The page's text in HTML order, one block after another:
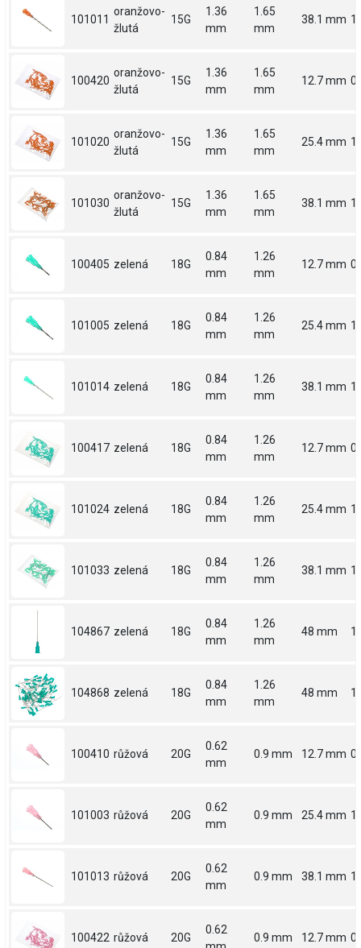
101011
oranžovo-
žlutá
15G
1.36
mm
1.65
mm
38.1 mm
100420
oranžovo-
žlutá
15G
1.36
mm
1.65
mm
12.7 mm
101020
oranžovo-
žlutá
15G
1.36
mm
1.65
mm
25.4 mm 1
101030
oranžovo-
žlutá
15G
1.36
mm
1.65
mm
38.1 mm
100405 zelená 18G
0.84
mm
1.26
mm
12.7 mm
101005 zelená 18G
0.84
mm
1.26
mm
25.4 mm 1
101014 zelená 18G
0.84
mm
1.26
mm
38.1 mm
100417 zelená 18G
0.84
mm
1.26
mm
12.7 mm
101024 zelená 18G
0.84
mm
1.26
mm
25.4 mm 1
101033 zelená 18G
0.84
mm
1.26
mm
38.1 mm
104867 zelená 18G
0.84
mm
1.26
mm
48 mm
104868 zelená 18G
0.84
mm
1.26
mm
48 mm
100410 růžová 20G
0.62
mm
0.9 mm 12.7 mm
101003 růžová 20G
0.62
mm
0.9 mm 25.4 mm 1
101013 růžová 20G
0.62
mm
0.9 mm 38.1 mm
100422 růžová 20G
0.62
0.9 mm 12.7 mm